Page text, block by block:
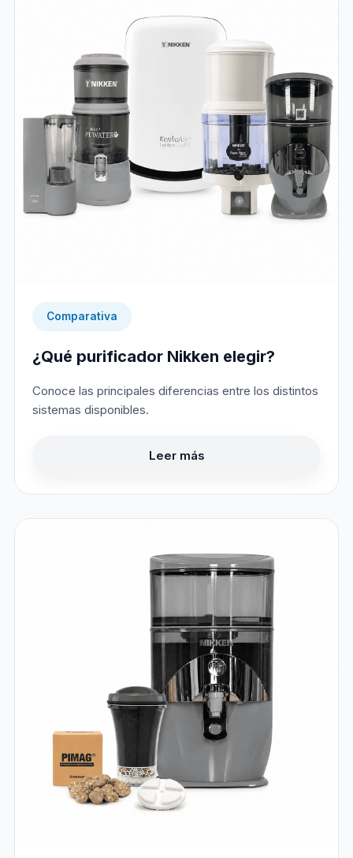
Comparativa
¿Qué purificador Nikken elegir?
Conoce las principales diferencias entre los distintos
sistemas disponibles.
Leer más